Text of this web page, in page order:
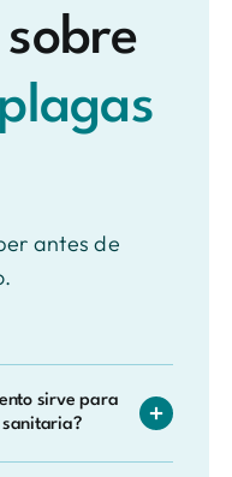
antes de
sirve para